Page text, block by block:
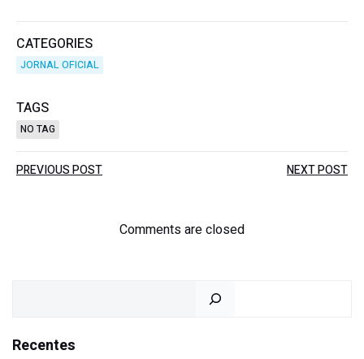
CATEGORIES
JORNAL OFICIAL
TAGS
NO TAG
Post
navigation
PREVIOUS POST
navigation
NEXT POST
Comments are closed
Recentes